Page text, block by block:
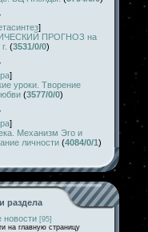
]
ПРОГНОЗ на
(3531/0/0)
]
уроки. Творение
(3577/0/0)
]
Механизм Эго и
личности (4084/0/1)
раздела
новости [95]
на главную страницу